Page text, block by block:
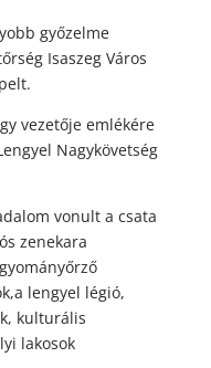
győzelme
Isaszeg Város
vezetője emlékére
Nagykövetség
vonult a csata
zenekara
lengyel légió,
kulturális
lakosok